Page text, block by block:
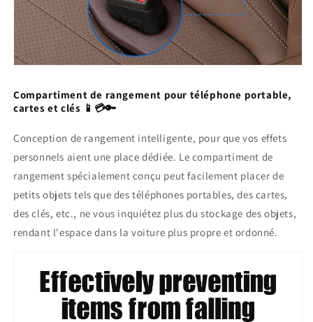
Compartiment de rangement pour téléphone portable,
cartes et clés 📱💳🔑
Conception de rangement intelligente, pour que vos effets
personnels aient une place dédiée. Le compartiment de
rangement spécialement conçu peut facilement placer de
petits objets tels que des téléphones portables, des cartes,
des clés, etc., ne vous inquiétez plus du stockage des objets,
rendant l'espace dans la voiture plus propre et ordonné.